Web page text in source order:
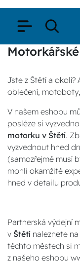
Jste z Štětí a
oblečení,
V našem eshopu
posléze si
motorku v Štětí.
vyzvednout hned
(samozřejmě musí
mohli okamžitě
hned v detailu
Partnerská výdejní
v Štětí naleznete
těchto městech si
z našeho eshopu